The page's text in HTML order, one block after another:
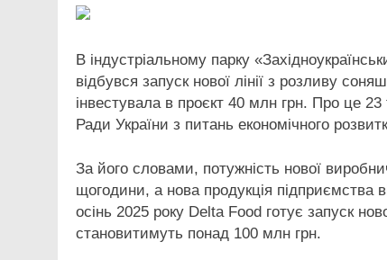
В індустріальному парку
відбувся запуск нової лінії з розливу
інвестувала в проєкт 40 млн грн. Про це
Ради України з питань економічного
За його словами, потужність нової
щогодини, а нова продукція підприємства
осінь 2025 року Delta Food готує запуск
становитимуть понад 100 млн грн.